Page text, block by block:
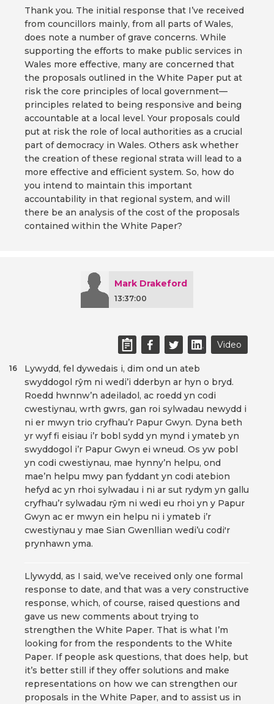
Thank you. The initial response that I’ve received
from councillors mainly, from all parts of Wales,
does note a number of grave concerns. While
supporting the efforts to make public services in
Wales more effective, many are concerned that
the proposals outlined in the White Paper put at
risk the core principles of local government—
principles related to being responsive and being
accountable at a local level. Your proposals could
put at risk the role of local authorities as a crucial
part of democracy in Wales. Others ask whether
the creation of these regional strata will lead to a
more effective and efficient system. So, how do
you intend to maintain this important
accountability in that regional system, and will
there be an analysis of the cost of the proposals
contained within the White Paper?
Mark Drakeford
13:37:00
Video
Lywydd, fel dywedais i, dim ond un ateb
swyddogol rŷm ni wedi’i dderbyn ar hyn o bryd.
Roedd hwnnw’n adeiladol, ac roedd yn codi
cwestiynau, wrth gwrs, gan roi sylwadau newydd i
ni er mwyn trio cryfhau’r Papur Gwyn. Dyna beth
yr wyf fi eisiau i’r bobl sydd yn mynd i ymateb yn
swyddogol i’r Papur Gwyn ei wneud. Os yw pobl
yn codi cwestiynau, mae hynny’n helpu, ond
mae’n helpu mwy pan fyddant yn codi atebion
hefyd ac yn rhoi sylwadau i ni ar sut rydym yn gallu
cryfhau’r sylwadau rŷm ni wedi eu rhoi yn y Papur
Gwyn ac er mwyn ein helpu ni i ymateb i’r
cwestiynau y mae Sian Gwenllian wedi’u codi'r
prynhawn yma.
16
Llywydd, as I said, we’ve received only one formal
response to date, and that was a very constructive
response, which, of course, raised questions and
gave us new comments about trying to
strengthen the White Paper. That is what I’m
looking for from the respondents to the White
Paper. If people ask questions, that does help, but
it’s better still if they offer solutions and make
representations on how we can strengthen our
proposals in the White Paper, and to assist us in